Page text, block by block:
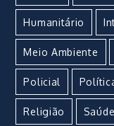
Humanitário
Meio Ambiente
Policial
Religião Saúde